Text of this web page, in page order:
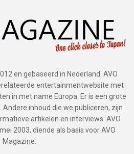
en gebaseerd in Nederland. AVO
entertainmentwebsite met
in met name Europa. Er is een grote
inhoud die we publiceren, zijn
artikelen en interviews. AVO
2003, diende als basis voor AVO
Magazine.